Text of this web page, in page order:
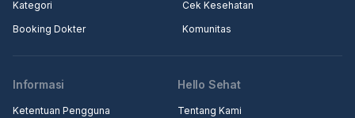
Kategori
Cek Kesehatan
Booking Dokter
Komunitas
Informasi
Ketentuan Pengguna
Hello Sehat
Tentang Kami